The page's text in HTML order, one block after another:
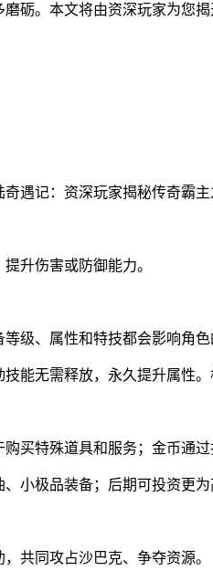
砺。本文将由资深玩家为您
升伤害或防御能力。
级、属性和特技都会影响角色
能无需释放，永久提升属性
买特殊道具和服务；金币通
小极品装备；后期可投资更为
共同攻占沙巴克、争夺资源。